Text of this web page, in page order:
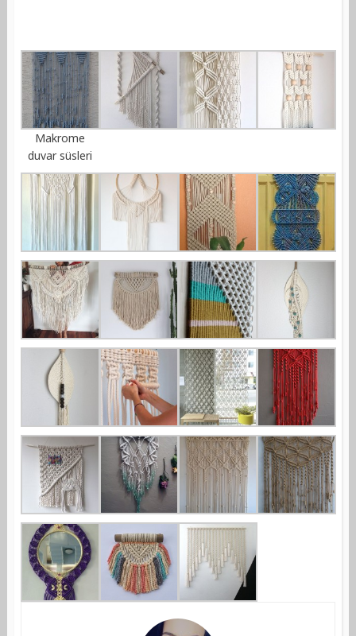
Makrome
duvar süsleri